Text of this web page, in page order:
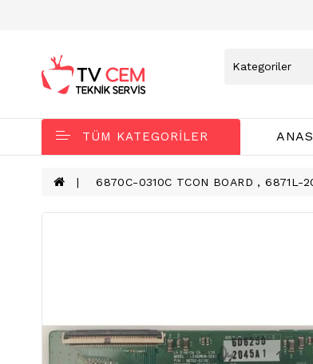
TÜM KATEGORILER
6870C-0310C TCON BOARD , 6871L-